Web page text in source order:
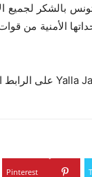
بالشكر
الأمنية من
Pinterest